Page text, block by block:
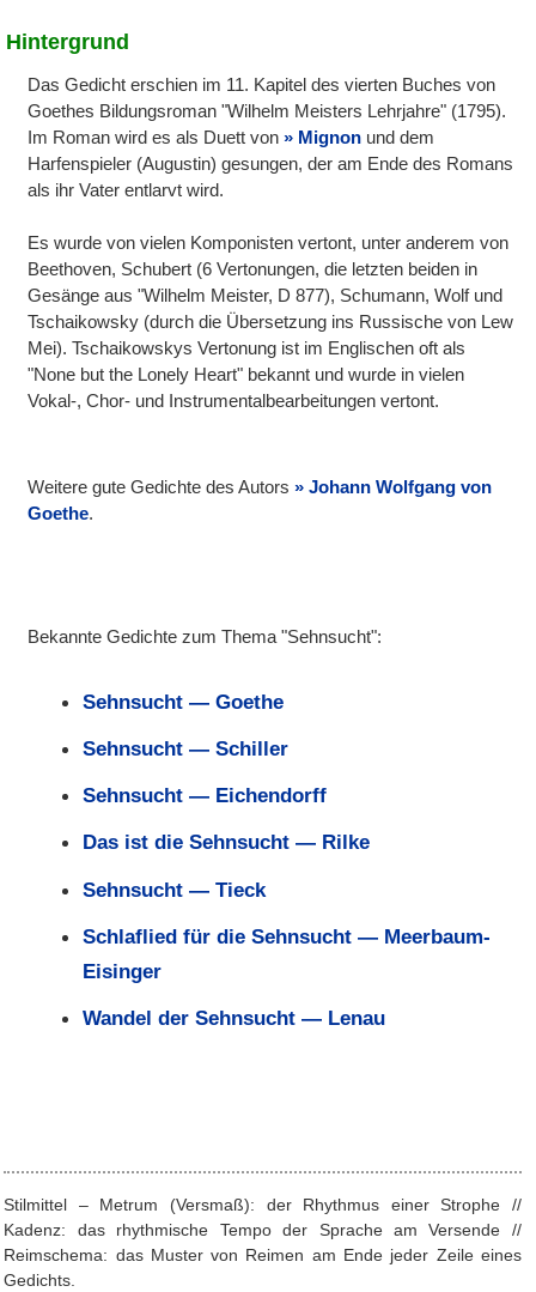
Hintergrund
Das Gedicht erschien im 11. Kapitel des vierten Buches von
Goethes Bildungsroman "Wilhelm Meisters Lehrjahre" (1795).
Im Roman wird es als Duett von
Mignon und dem
Harfenspieler (Augustin) gesungen, der am Ende des Romans
als ihr Vater entlarvt wird.
Es wurde von vielen Komponisten vertont, unter anderem von
Beethoven, Schubert (6 Vertonungen, die letzten beiden in
Gesänge aus "Wilhelm Meister, D 877), Schumann, Wolf und
Tschaikowsky (durch die Übersetzung ins Russische von Lew
Mei). Tschaikowskys Vertonung ist im Englischen oft als
"None but the Lonely Heart" bekannt und wurde in vielen
Vokal-, Chor- und Instrumentalbearbeitungen vertont.
Weitere gute Gedichte des Autors
Johann Wolfgang von
Goethe.
Bekannte Gedichte zum Thema "Sehnsucht":
Sehnsucht — Goethe
Sehnsucht — Schiller
Sehnsucht — Eichendorff
Das ist die Sehnsucht — Rilke
Sehnsucht — Tieck
Schlaflied für die Sehnsucht — Meerbaum-
Eisinger
Wandel der Sehnsucht — Lenau
Stilmittel – Metrum (Versmaß): der Rhythmus einer Strophe //
Kadenz: das rhythmische Tempo der Sprache am Versende //
Reimschema: das Muster von Reimen am Ende jeder Zeile eines
Gedichts.